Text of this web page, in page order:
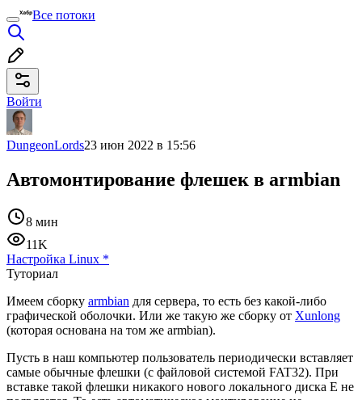
Все потоки
Войти
DungeonLords23 июн 2022 в 15:56
Автомонтирование флешек в armbian
8 мин
11K
Настройка Linux *
Туториал
Имеем сборку armbian для сервера, то есть без какой-либо
графической оболочки. Или же такую же сборку от Xunlong
(которая основана на том же armbian).
Пусть в наш компьютер пользователь периодически вставляет
самые обычные флешки (с файловой системой FAT32). При
вставке такой флешки никакого нового локального диска E не